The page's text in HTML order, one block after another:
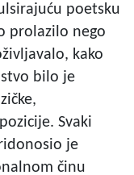
poetsku
prolazilo nego
kako
bilo je
Svaki
je
činu